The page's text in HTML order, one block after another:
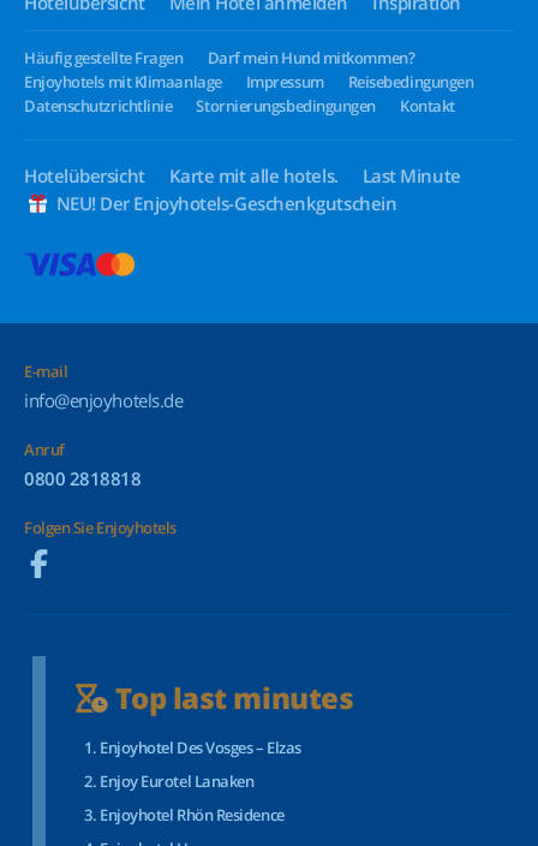
Häufig gestellte Fragen
Darf mein Hund mitkommen?
Enjoyhotels mit Klimaanlage
Impressum
Reisebedingungen
Datenschutzrichtlinie
Stornierungsbedingungen Kontakt
Hotelübersicht Karte mit alle hotels.
Last Minute
NEU! Der Enjoyhotels-Geschenkgutschein
E-mail
info@enjoyhotels.de
Anruf
0800 2818818
Folgen Sie Enjoyhotels
Top last minutes
Enjoyhotel Des Vosges – Elzas
Enjoy Eurotel Lanaken
Enjoyhotel Rhön Residence